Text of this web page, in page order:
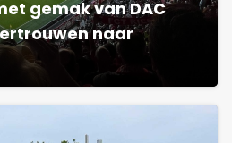
gemak van DAC
naar